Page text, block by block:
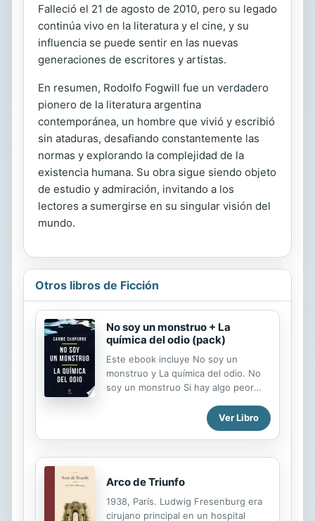
Falleció el 21 de agosto de 2010, pero su legado
continúa vivo en la literatura y el cine, y su
influencia se puede sentir en las nuevas
generaciones de escritores y artistas.
En resumen, Rodolfo Fogwill fue un verdadero
pionero de la literatura argentina
contemporánea, un hombre que vivió y escribió
sin ataduras, desafiando constantemente las
normas y explorando la complejidad de la
existencia humana. Su obra sigue siendo objeto
de estudio y admiración, invitando a los
lectores a sumergirse en su singular visión del
mundo.
Otros libros de Ficción
No soy un monstruo + La
química del odio (pack)
Este ebook incluye No soy un
monstruo y La química del odio. No
soy un monstruo Si hay algo peor
pesadilla se repita. Y entre nuestros
peores sueños, los de todos, pocos
producen más angustia que un niño
desaparezca sin dejar rastro. Eso es
principio de esta novela: en un
centro comercial, en medio del
bullicio de una tarde de compras, un
Ver Libro
Arco de Triunfo
1938, París. Ludwig Fresenburg era
cirujano principal en un hospital